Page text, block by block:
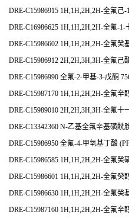
DRE-C15986915 1H,1H,2H,2H-全氟己-
DRE-C16986625 1H,1H,2H,2H-全氟-1-
DRE-C15986602 1H,1H,2H,2H-全氟癸
DRE-C15986912 2H,2H,3H,3H-全氟己
DRE-C15986990 全氟-2-甲基-3-戊酮
DRE-C15987170 1H,1H,2H,2H-全氟辛
DRE-C15989010 2H,2H,3H,3H-全氟十
DRE-C13342360 N-乙基全氟辛基磺酰
DRE-C15986950 全氟-4-甲氧基丁酸
DRE-C15986585 1H,1H,2H,2H-全氟癸
DRE-C15986601 1H,1H,2H,2H-全氟癸
DRE-C15986630 1H,1H,2H,2H-全氟癸
DRE-C15987160 1H,1H,2H,2H-全氟辛